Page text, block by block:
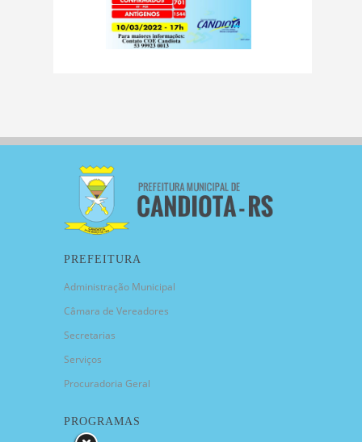
PREFEITURA
Administração Municipal
Câmara de Vereadores
Secretarias
Serviços
Procuradoria Geral
PROGRAMAS